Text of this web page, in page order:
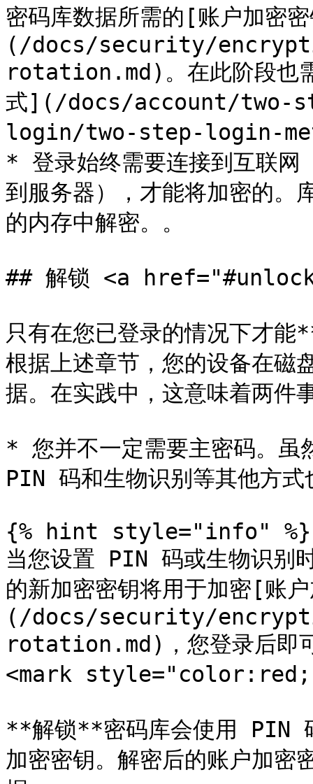
密码库数据所需的[账户加密
(/docs/security/
rotation.md)。在此阶段也
式](/docs/account/two-
login/two-step-login-
* 登录始终需要连接到互联网
到服务器），才能将加密的。
的内存中解密。。
## 解锁 <a
只有在您已登录的情况下才
根据上述章节，您的设备在
据。在实践中，这意味着两件
* 您并不一定需要主密码。虽
PIN 码和生物识别等其他方式
{% hint style="info" %}
当您设置 PIN 码或生物识别
的新加密密钥将用于加密[账
(/docs/security/
rotation.md)，您登录后即
<mark
**解锁**密码库会使用 PIN
加密密钥。解密后的账户加密